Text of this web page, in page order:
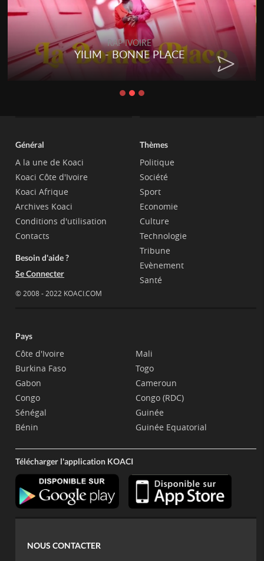
RAP IVOIRE
YILIM - BONNE PLACE
Général
A la une de Koaci
Koaci Côte d'Ivoire
Koaci Afrique
Archives Koaci
Conditions d'utilisation
Contacts
Besoin d'aide ?
Se Connecter
© 2008 - 2022 KOACI.COM
Thèmes
Politique
Société
Sport
Economie
Culture
Technologie
Tribune
Evènement
Santé
Pays
Côte d'Ivoire
Burkina Faso
Gabon
Congo
Sénégal
Bénin
Mali
Togo
Cameroun
Congo (RDC)
Guinée
Guinée Equatorial
Télécharger l'application KOACI
NOUS CONTACTER